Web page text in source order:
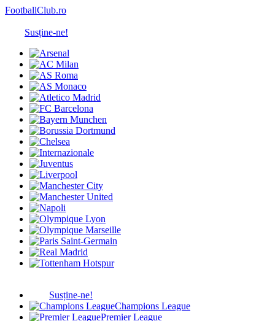
FootballClub.ro
Susține-ne!
Susține-ne!
Champions League
Premier League